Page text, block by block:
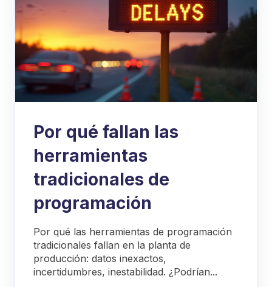
Por qué fallan las
herramientas
tradicionales de
programación
Por qué las herramientas de programación
tradicionales fallan en la planta de
producción: datos inexactos,
incertidumbres, inestabilidad. ¿Podrían...